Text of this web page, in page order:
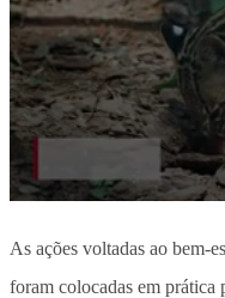
As ações voltadas ao bem-
foram colocadas em